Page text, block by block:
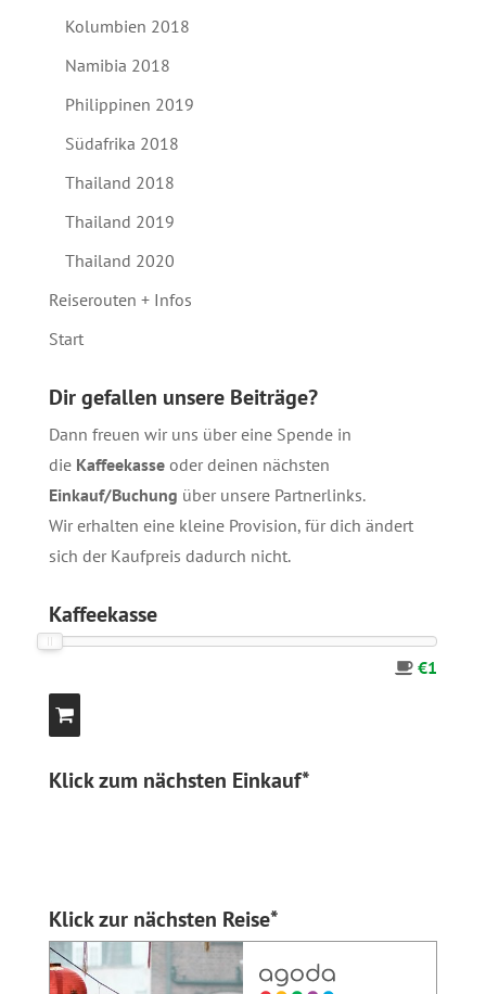
Kolumbien 2018
Namibia 2018
Philippinen 2019
Südafrika 2018
Thailand 2018
Thailand 2019
Thailand 2020
Reiserouten + Infos
Start
Dir gefallen unsere Beiträge?
Dann freuen wir uns über eine Spende in
die Kaffeekasseoder deinen nächsten
Einkauf/Buchung über unsere Partnerlinks.
Wir erhalten eine kleine Provision, für dich ändert
sich der Kaufpreis dadurch nicht.
Kaffeekasse
€1
Klick zum nächsten Einkauf*
Klick zur nächsten Reise*